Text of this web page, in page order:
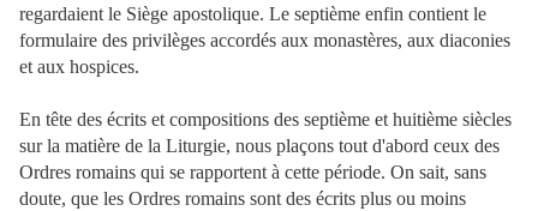
regardaient le Siège apostolique. Le septième enfin contient le
formulaire des privilèges accordés aux monastères, aux diaconies
et aux hospices.
En tête des écrits et compositions des septième et huitième siècles
sur la matière de la Liturgie, nous plaçons tout d'abord ceux des
Ordres romains qui se rapportent à cette période. On sait, sans
doute, que les Ordres romains sont des écrits plus ou moins